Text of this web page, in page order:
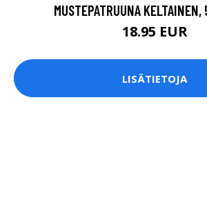
MUSTEPATRUUNA
18.95 EUR
LISÄTIETOJA